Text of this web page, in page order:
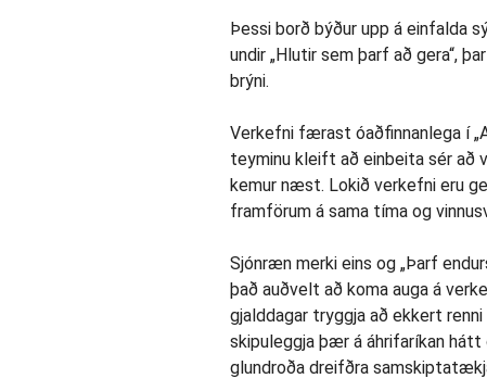
Þessi borð býður upp á einfalda
undir „Hlutir sem þarf að gera“,
brýni.
Verkefni færast óaðfinnanlega í
teyminu kleift að einbeita sér að
kemur næst. Lokið verkefni eru
framförum á sama tíma og
Sjónræn merki eins og „Þarf
það auðvelt að koma auga á
gjalddagar tryggja að ekkert
skipuleggja þær á áhrifaríkan
glundroða dreifðra